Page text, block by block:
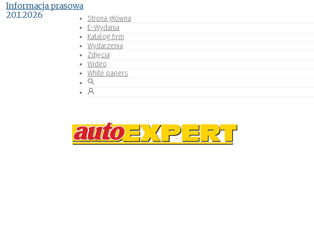
Strona główna
E-Wydania
Katalog firm
Wydarzenia
Zdjęcia
Wideo
White papers
Informacja prasowa
20.1.2026